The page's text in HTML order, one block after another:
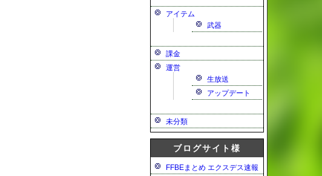
アイテム
武器
課金
運営
生放送
アップデート
未分類
ブログサイト様
FFBEまとめ エクスデス速報